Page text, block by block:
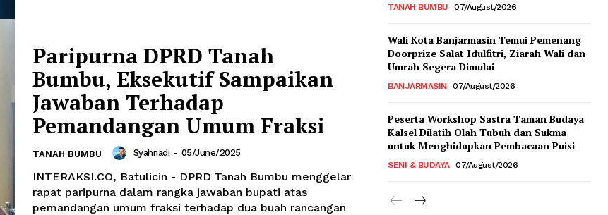
Paripurna DPRD Tanah
Bumbu, Eksekutif Sampaikan
Jawaban Terhadap
Pemandangan Umum Fraksi
TANAH BUMBU Syahriadi - 05/June/2025
INTERAKSI.CO, Batulicin - DPRD Tanah Bumbu menggelar
rapat paripurna dalam rangka jawaban bupati atas
pemandangan umum fraksi terhadap dua buah rancangan
TANAH BUMBU 07/August/2026
Wali Kota Banjarmasin Temui Pemenang
Doorprize Salat Idulfitri, Ziarah Wali dan
Umrah Segera Dimulai
BANJARMASIN 07/August/2026
Peserta Workshop Sastra Taman Budaya
Kalsel Dilatih Olah Tubuh dan Sukma
untuk Menghidupkan Pembacaan Puisi
SENI & BUDAYA 07/August/2026